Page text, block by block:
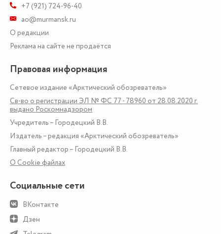
+7 (921) 724-96-40
ao@murmansk.ru
О редакции
Реклама на сайте не продаётся
Правовая информация
Сетевое издание «Арктический обозреватель»
Св-во о регистрации ЭЛ № ФС 77 - 78960 от 28.08.2020 г.
выдано Роскомнадзором
Учредитель – Городецкий В.В.
Издатель – редакция «Арктический обозреватель»
Главный редактор – Городецкий В.В.
О Сookie файлах
Социальные сети
ВКонтакте
Дзен